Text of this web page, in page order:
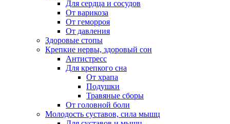
Для сердца и сосудов
От варикоза
От геморроя
От давления
Здоровые стопы
Крепкие нервы, здоровый сон
Антистресс
Для крепкого сна
От храпа
Подушки
Травяные сборы
От головной боли
Молодость суставов, сила мышц